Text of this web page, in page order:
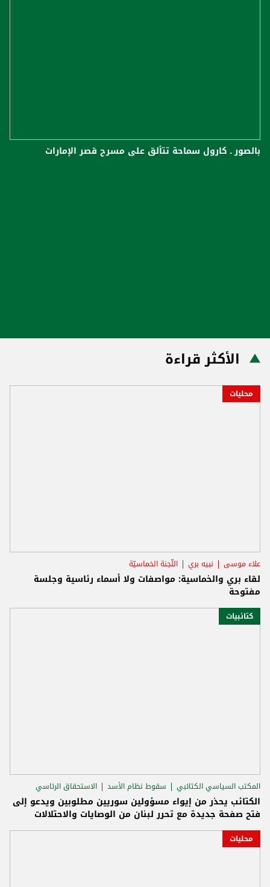
بالصور ـ كارول سماحة تتألق على مسرح قصر الإمارات
الأكثر قراءة
محليات
علاء موسى نبيه بري اللّجنة الخماسيّة
لقاء بري والخماسية: مواصفات ولا أسماء رئاسية وجلسة
مفتوحة
كتائبيات
المكتب السياسي الكتائبي سقوط نظام الأسد الاستحقاق الرئاسي
الكتائب يحذر من إيواء مسؤولين سوريين مطلوبين ويدعو إلى
فتح صفحة جديدة مع تحرر لبنان من الوصايات والاحتلالات
محليات